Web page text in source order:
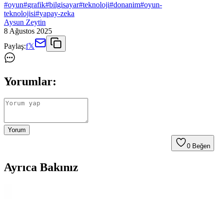
#oyun#grafik#bilgisayar#teknoloji#donanim#oyun-
teknolojisi#yapay-zeka
Aysun Zeytin
8 Ağustos 2025
Paylaş:f𝕏
Yorumlar:
Yorum
0 Beğen
Ayrıca Bakınız